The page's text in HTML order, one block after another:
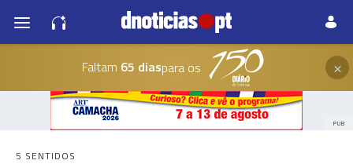
Faltam 65 diaspara os ×
PUB
5 SENTIDOS